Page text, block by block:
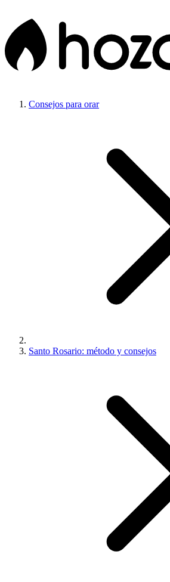
Consejos para orar
Santo Rosario: método y consejos